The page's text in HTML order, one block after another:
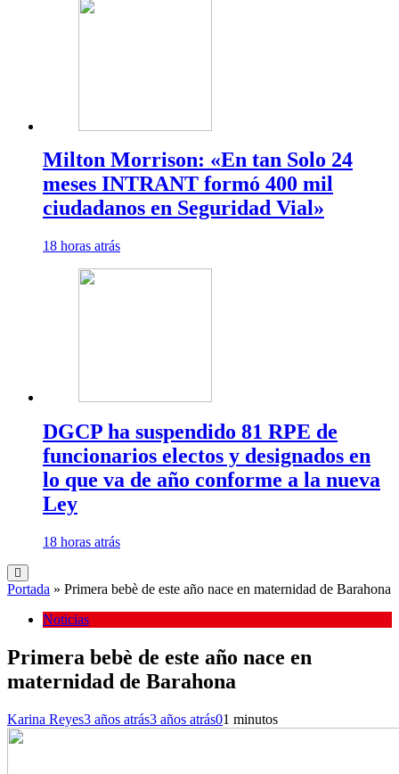
Milton Morrison: «En tan Solo 24
meses INTRANT formó 400 mil
ciudadanos en Seguridad Vial»
18 horas atrás
DGCP ha suspendido 81 RPE de
funcionarios electos y designados en
lo que va de año conforme a la nueva
Ley
18 horas atrás
Portada » Primera bebè de este año nace en maternidad de Barahona
Noticias
Primera bebè de este año nace en
maternidad de Barahona
Karina Reyes3 años atrás3 años atrás01 minutos